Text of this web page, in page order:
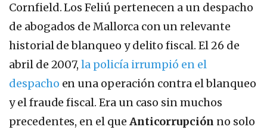
Cornfield. Los Feliú pertenecen a un despacho
de abogados de Mallorca con un relevante
historial de blanqueo y delito fiscal. El 26 de
abril de 2007,la policía irrumpió en el
despacho en una operación contra el blanqueo
y el fraude fiscal. Era un caso sin muchos
precedentes, en el que Anticorrupción no solo